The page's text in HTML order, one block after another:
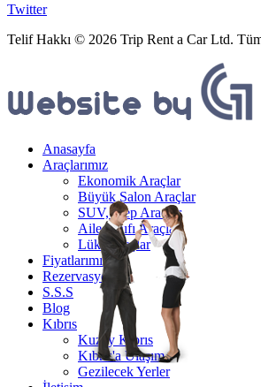
Twitter
Telif Hakkı © 2026 Trip Rent a Car Ltd. Tüm
Anasayfa
Araçlarımız
Ekonomik Araçlar
Büyük Salon Araçlar
SUV, Jeep Araçlar
Aile Sınıfı Araçlar
Lüks Araçlar
Fiyatlarımız
Rezervasyon
S.S.S
Blog
Kıbrıs
Kuzey Kıbrıs
Kıbrıs'a Ulaşım
Gezilecek Yerler